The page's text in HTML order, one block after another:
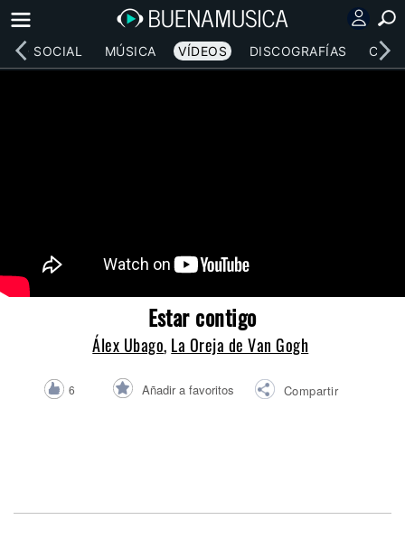
RED SOCIAL MÚSICA VÍDEOS DISCOGRAFÍAS
Estar contigo
Álex Ubago, La Oreja de Van Gogh
6 Añadir a favoritos Compartir